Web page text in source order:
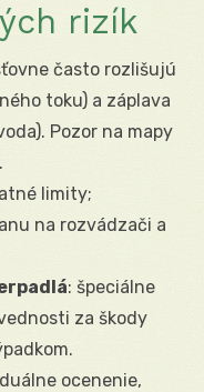
rizík
často rozlišujú
toku) a záplava
Pozor na mapy
limity;
na rozvádzači a
: špeciálne
za škody
ocenenie,